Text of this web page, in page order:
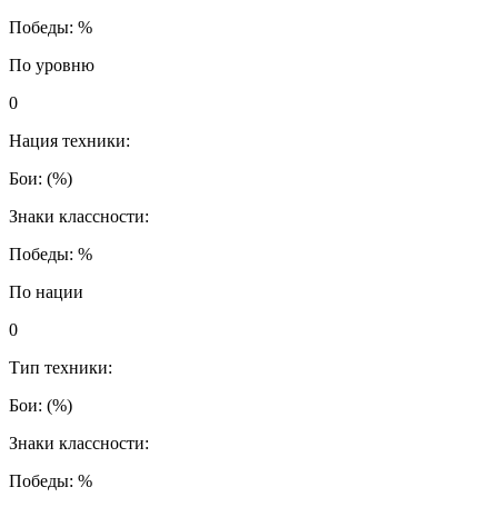
Победы: %
По уровню
0
Нация техники:
Бои: (%)
Знаки классности:
Победы: %
По нации
0
Тип техники:
Бои: (%)
Знаки классности:
Победы: %